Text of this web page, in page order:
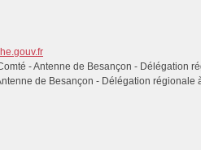
de Besançon - Délégation régionale